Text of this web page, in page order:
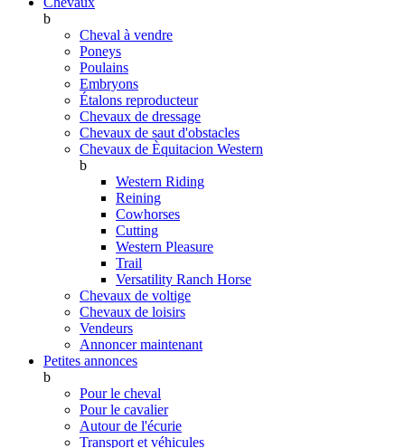
b
Cheval à vendre
Poneys
Poulains
Embryons
Étalons reproducteur
Chevaux de dressage
Chevaux de saut d'obstacles
Chevaux de Èquitacion Western
b
Western Riding
Reining
Cowhorses
Cutting
Western Pleasure
Trail
Versatility Ranch Horse
Chevaux de voltige
Chevaux de loisirs
Vendeurs
Annoncer maintenant
Petites annonces
b
Pour le cheval
Pour le cavalier
Autour de l'écurie
Transport et véhicules